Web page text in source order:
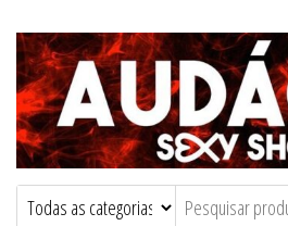
Audacia Sexy Shop